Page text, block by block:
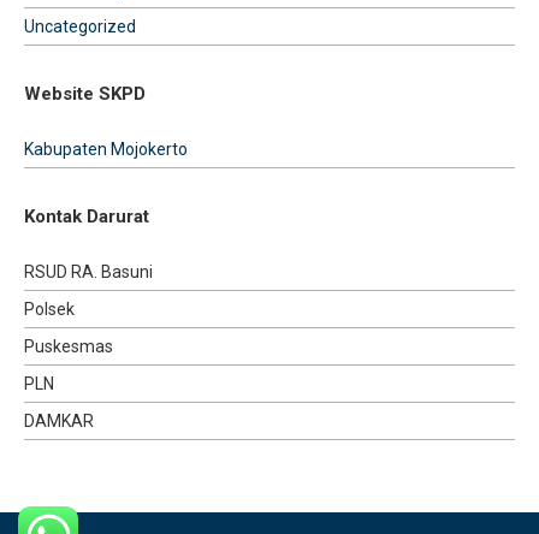
Uncategorized
Website SKPD
Kabupaten Mojokerto
Kontak Darurat
RSUD RA. Basuni
Polsek
Puskesmas
PLN
DAMKAR